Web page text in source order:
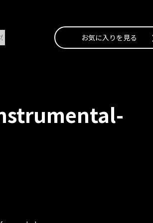
お気に入りを見る